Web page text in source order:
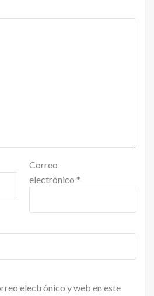
Correo
electrónico *
electrónico y web en este